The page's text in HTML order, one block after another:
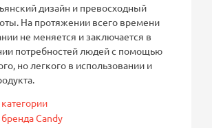
дизайн и превосходный
На протяжении всего времени
не меняется и заключается в
потребностей людей с помощью
но легкого в использовании и
Candy